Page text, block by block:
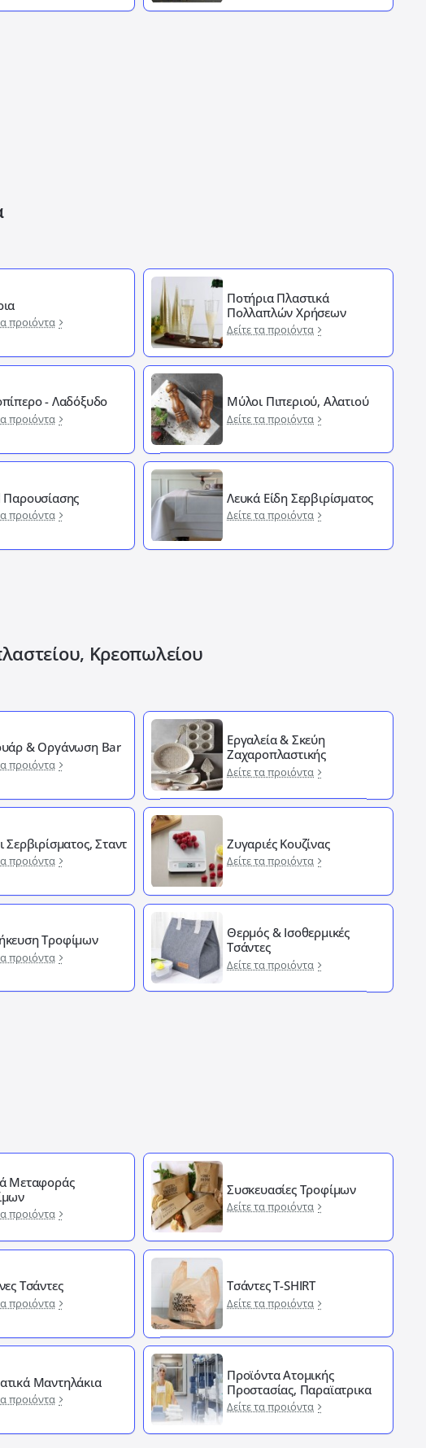
προιόντα
Ποτήρια Πλαστικά
Πολλαπλών Χρήσεων
Δείτε τα προιόντα
- Λαδόξυδο
προιόντα
Μύλοι Πιπεριού, Αλατιού
Δείτε τα προιόντα
Παρουσίασης
προιόντα
Λευκά Είδη Σερβιρίσματος
Δείτε τα προιόντα
Κρεοπωλείου
& Οργάνωση Bar
προιόντα
Εργαλεία & Σκεύη
Ζαχαροπλαστικής
Δείτε τα προιόντα
Σερβιρίσματος, Σταντ
προιόντα
Ζυγαριές Κουζίνας
Δείτε τα προιόντα
Τροφίμων
προιόντα
Θερμός & Ισοθερμικές
Τσάντες
Δείτε τα προιόντα
Μεταφοράς
προιόντα
Συσκευασίες Τροφίμων
Δείτε τα προιόντα
Τσάντες
προιόντα
Τσάντες T-SHIRT
Δείτε τα προιόντα
Μαντηλάκια
προιόντα
Προϊόντα Ατομικής
Προστασίας, Παραϊατρικα
Δείτε τα προιόντα